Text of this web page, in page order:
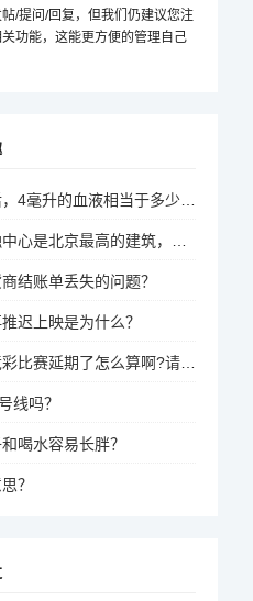
/提问/回复，但我们仍建议您注
功能，这能更方便的管理自己
服用某药物后，4毫升的血液相当于多少斤？
北京国际金融中心是北京最高的建筑，高约499米。
结账单丢失的问题？
迟上映是为什么？
请问一下，竞彩比赛延期了怎么算啊?请朋友们告之，谢谢？
线吗？
喝水容易长胖？
？